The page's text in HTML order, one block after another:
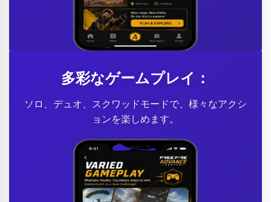
多彩なゲームプレイ：
ソロ、デュオ、スクワッドモードで、様々なアクシ
ョンを楽しめます。